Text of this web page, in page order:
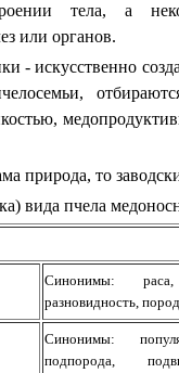
тела, а
или органов.
искусственно
то
вида пчела
Синонимы:
разновидность,
Синонимы:
подпорода,